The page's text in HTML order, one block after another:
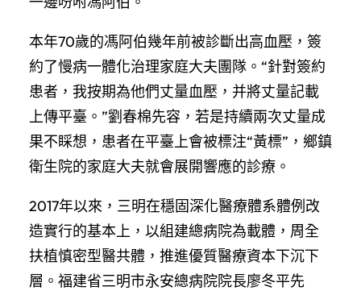
本年70歲的馮阿伯幾年前被診斷出高血壓，簽
約了慢病一體化治理家庭大夫團隊。“針對簽約
患者，我按期為他們丈量血壓，并將丈量記載
上傳平臺。”劉春棉先容，若是持續兩次丈量成
果不睬想，患者在平臺上會被標注“黃標”，鄉鎮
衛生院的家庭大夫就會展開響應的診療。
2017年以來，三明在穩固深化醫療體系體例改
造實行的基本上，以組建總病院為載體，周全
扶植慎密型醫共體，推進優質醫療資本下沉下
層。福建省三明市永安總病院院長廖冬平先